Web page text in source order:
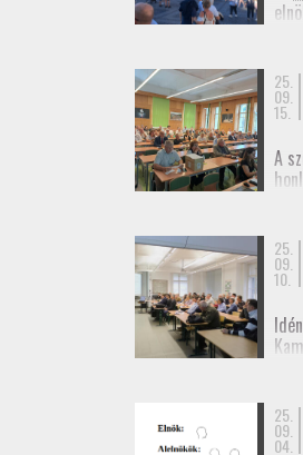
25.
09.
15.
A
25.
09.
10.
25.
09.
04.